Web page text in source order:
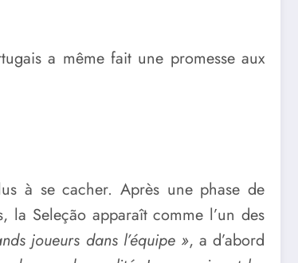
a même fait une promesse aux
à se cacher. Après une phase de
la Seleção apparaît comme l’un des
joueurs dans l’équipe », a d’abord